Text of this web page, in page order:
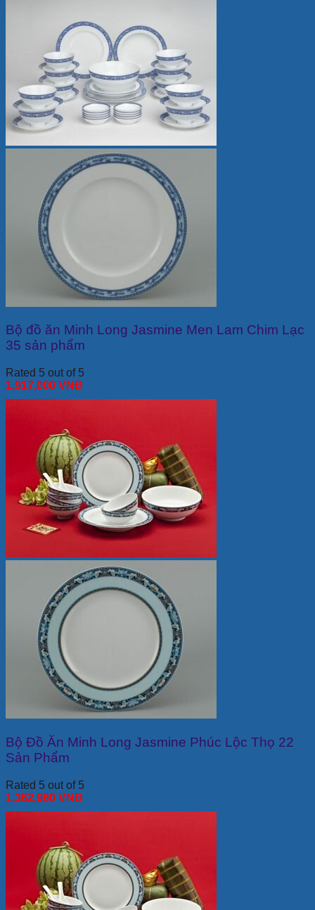
Bộ đồ ăn Minh Long Jasmine Men Lam Chim Lạc
35 sản phẩm
Rated 5 out of 5
1,917,000 VNĐ
Bộ Đồ Ăn Minh Long Jasmine Phúc Lộc Thọ 22
Sản Phẩm
Rated 5 out of 5
1,362,960 VNĐ